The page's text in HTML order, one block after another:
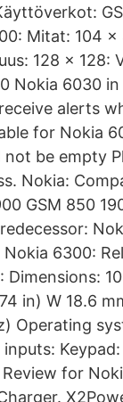
Mitat: 104 ×
128 × 128:
Nokia 6030
alerts
for Nokia
not be empty
Nokia:
GSM 850
6300:
in) W 18.6
Operating
Keypad:
for